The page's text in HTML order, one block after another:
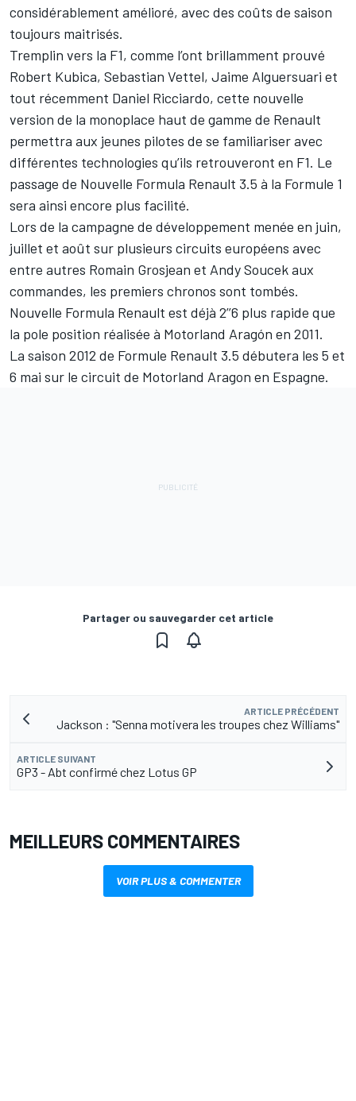
considérablement amélioré, avec des coûts de saison
toujours maitrisés.
Tremplin vers la F1, comme l’ont brillamment prouvé
Robert Kubica, Sebastian Vettel, Jaime Alguersuari et
tout récemment Daniel Ricciardo, cette nouvelle
version de la monoplace haut de gamme de Renault
permettra aux jeunes pilotes de se familiariser avec
différentes technologies qu’ils retrouveront en F1. Le
passage de Nouvelle Formula Renault 3.5 à la Formule 1
sera ainsi encore plus facilité.
Lors de la campagne de développement menée en juin,
juillet et août sur plusieurs circuits européens avec
entre autres Romain Grosjean et Andy Soucek aux
commandes, les premiers chronos sont tombés.
Nouvelle Formula Renault est déjà 2’’6 plus rapide que
la pole position réalisée à Motorland Aragón en 2011.
La saison 2012 de Formule Renault 3.5 débutera les 5 et
6 mai sur le circuit de Motorland Aragon en Espagne.
Partager ou sauvegarder cet article
ARTICLE PRÉCÉDENT
Jackson : "Senna motivera les troupes chez Williams"
ARTICLE SUIVANT
GP3 - Abt confirmé chez Lotus GP
MEILLEURS COMMENTAIRES
VOIR PLUS & COMMENTER